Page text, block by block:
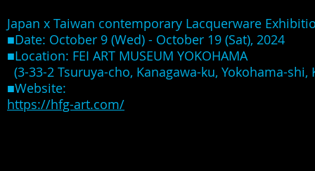
Japan x Taiwan contemporary Lacquerware
■Date: October 9 (Wed) - October 19 (Sat), 2024
■Location: FEI ART MUSEUM YOKOHAMA
(3-33-2 Tsuruya-cho, Kanagawa-ku, Yokohama-shi,
■Website:
https://hfg-art.com/